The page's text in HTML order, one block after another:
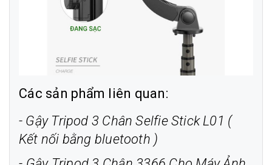
Các sản phẩm liên quan:
- Gậy Tripod 3 Chân Selfie Stick L01 (
Kết nối bằng bluetooth )